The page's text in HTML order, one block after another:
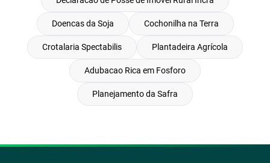
Doencas da Soja Cochonilha na Terra
Crotalaria Spectabilis Plantadeira Agrícola
Adubacao Rica em Fosforo
Planejamento da Safra